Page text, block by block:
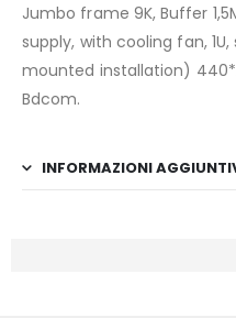
Jumbo frame 9K, Buffer
supply, with cooling fan,
mounted installation)
Bdcom.
INFORMAZIONI